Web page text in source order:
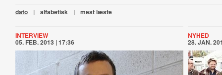
dato | alfabetisk | mest læste
INTERVIEW
05. FEB. 2013 | 17:36
NYHED
28. JAN.